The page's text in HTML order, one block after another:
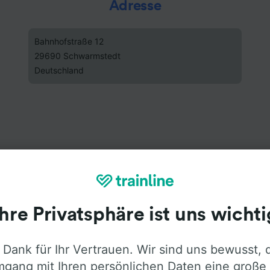
Adresse
Bahnhofstraße 12
29690 Schwarmstedt
Deutschland
Ihre Privatsphäre ist uns
für Ihr Vertrauen. Wir sind uns bewusst,
mit Ihren persönlichen Daten eine große